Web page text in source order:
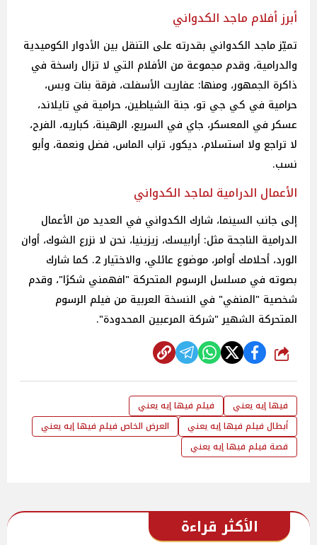
أبرز أفلام ماجد الكدواني
تميّز ماجد الكدواني بقدرته على التنقل بين الأدوار الكوميدية
والدرامية، وقدم مجموعة من الأفلام التي لا تزال راسخة في
ذاكرة الجمهور، ومنها: عفاريت الأسفلت، فرقة بنات وبس،
حرامية في كي جي تو، جنة الشياطين، حرامية في تايلاند،
عسكر في المعسكر، جاي في السريع، الرهينة، كباريه، الفرح،
لا تراجع ولا استسلام، ديكور، تراب الماس، فضل ونعمة، وأبو
نسب.
الأعمال الدرامية لماجد الكدواني
إلى جانب السينما، شارك الكدواني في العديد من الأعمال
الدرامية الناجحة مثل: أرابيسك، زيزينيا، نحن لا نزرع الشوك، أوان
الورد، أحلامك أوامر، موضوع عائلي، والاختيار 2. كما شارك
بصوته في مسلسل الرسوم المتحركة "افهمني شكرًا"، وقدم
شخصية "المنفي" في النسخة العربية من فيلم الرسوم
المتحركة الشهير "شركة المرعبين المحدودة".
شارك
فيها إيه يعني
فيلم فيها إيه يعني
أبطال فيلم فيها إيه يعني
العرض الخاص فيلم فيها إيه يعني
قصة فيلم فيها إيه يعني
الأكثر قراءة